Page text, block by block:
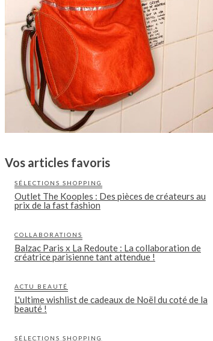
Vos articles favoris
SÉLECTIONS SHOPPING
Outlet The Kooples : Des pièces de créateurs au
prix de la fast fashion
COLLABORATIONS
Balzac Paris x La Redoute : La collaboration de
créatrice parisienne tant attendue !
ACTU BEAUTÉ
L'ultime wishlist de cadeaux de Noël du coté de la
beauté !
SÉLECTIONS SHOPPING